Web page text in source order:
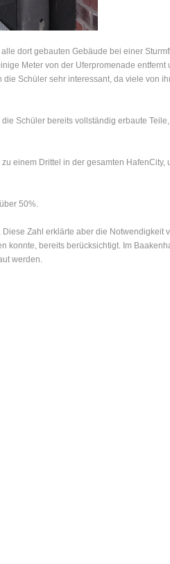
dort gebauten Gebäude bei einer
Meter von der Uferpromenade entfernt
Schüler sehr interessant, da viele von
Schüler bereits vollständig erbaute
einem Drittel in der gesamten HafenCity,
50%.
Zahl erklärte aber die Notwendigkeit
konnte, bereits berücksichtigt. Im
werden.